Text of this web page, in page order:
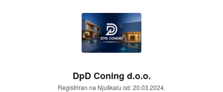
DpD Coning d.o.o.
Registriran na Njuškalu od: 20.03.2024.